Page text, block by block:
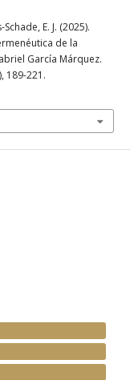
E. J. (2025).
de la
García Márquez.
189-221.